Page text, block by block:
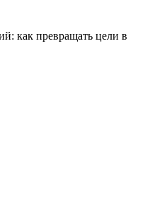
как превращать цели в